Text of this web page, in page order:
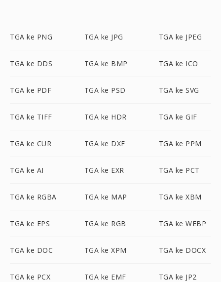
TGA ke PNG TGA ke JPG TGA ke JPEG
TGA ke DDS TGA ke BMP TGA ke ICO
TGA ke PDF TGA ke PSD TGA ke SVG
TGA ke TIFF TGA ke HDR TGA ke GIF
TGA ke CUR TGA ke DXF TGA ke PPM
TGA ke AI TGA ke EXR TGA ke PCT
TGA ke RGBA TGA ke MAP TGA ke XBM
TGA ke EPS TGA ke RGB TGA ke WEBP
TGA ke DOC TGA ke XPM TGA ke DOCX
TGA ke PCX TGA ke EMF TGA ke JP2